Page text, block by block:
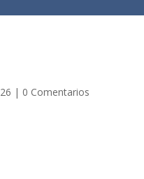
| 0 Comentarios